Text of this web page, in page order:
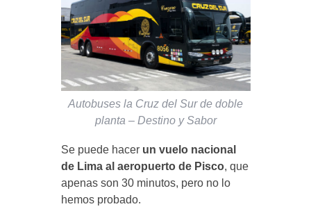
Autobuses la Cruz del Sur de doble
planta – Destino y Sabor
Se puede hacer un vuelo nacional
de Lima al aeropuerto de Pisco, que
apenas son 30 minutos, pero no lo
hemos probado.